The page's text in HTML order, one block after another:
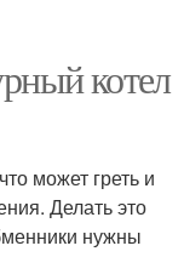
котел
может греть и
Делать это
нужны